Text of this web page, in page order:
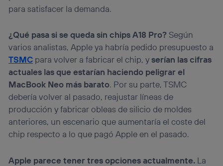
para satisfacer la demanda.
¿Qué pasa si se queda sin chips A18 Pro? Según
varios analistas, Apple ya habría pedido presupuesto a
TSMC para volver a fabricar el chip, yserían las cifras
actuales las que estarían haciendo peligrar el
MacBook Neo más barato. Por su parte, TSMC
debería volver al pasado, reajustar líneas de
producción y fabricar obleas de silicio de moldes
anteriores, un escenario que aumentaría el coste del
chip respecto a lo que pagó Apple en el pasado.
Apple parece tener tres opciones actualmente. La